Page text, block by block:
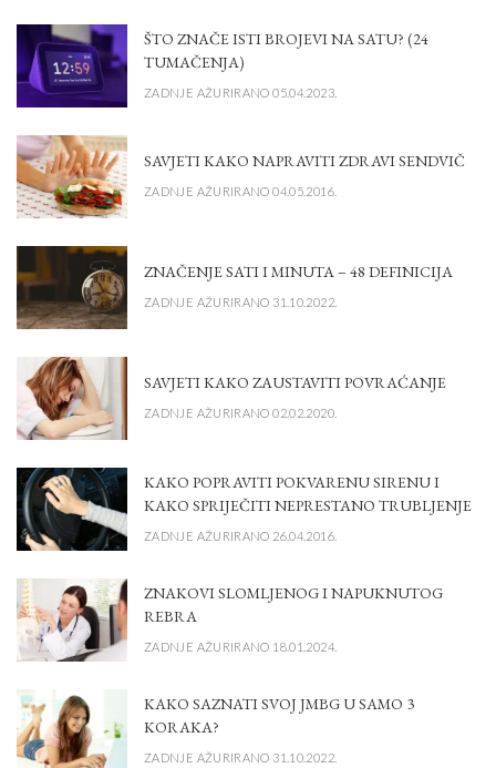
ŠTO ZNAČE ISTI BROJEVI NA SATU? (24
TUMAČENJA)
ZADNJE AŽURIRANO 05.04.2023.
SAVJETI KAKO NAPRAVITI ZDRAVI SENDVIČ
ZADNJE AŽURIRANO 04.05.2016.
ZNAČENJE SATI I MINUTA – 48 DEFINICIJA
ZADNJE AŽURIRANO 31.10.2022.
SAVJETI KAKO ZAUSTAVITI POVRAĆANJE
ZADNJE AŽURIRANO 02.02.2020.
KAKO POPRAVITI POKVARENU SIRENU I
KAKO SPRIJEČITI NEPRESTANO TRUBLJENJE
ZADNJE AŽURIRANO 26.04.2016.
ZNAKOVI SLOMLJENOG I NAPUKNUTOG
REBRA
ZADNJE AŽURIRANO 18.01.2024.
KAKO SAZNATI SVOJ JMBG U SAMO 3
KORAKA?
ZADNJE AŽURIRANO 31.10.2022.